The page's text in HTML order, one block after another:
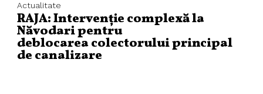
Actualitate
RAJA: Intervenție complexă la
Năvodari pentru
deblocarea colectorului principal
de canalizare